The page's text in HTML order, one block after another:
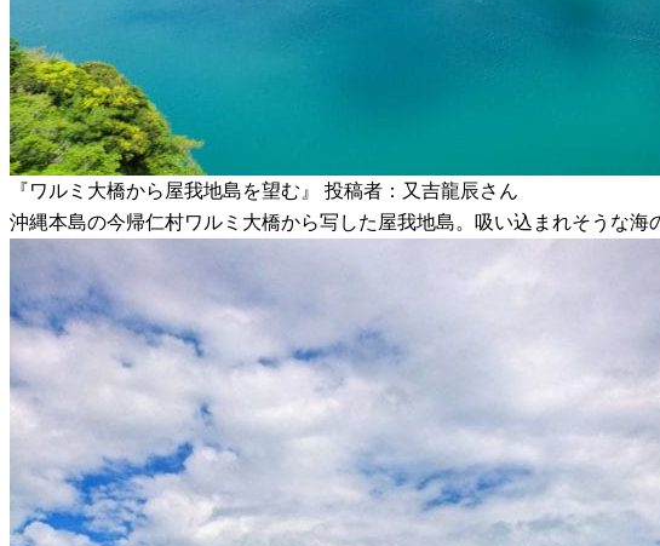
『ワルミ大橋から屋我地島を望む』 投稿者：又吉龍辰さん
沖縄本島の今帰仁村ワルミ大橋から写した屋我地島。吸い込まれそうな